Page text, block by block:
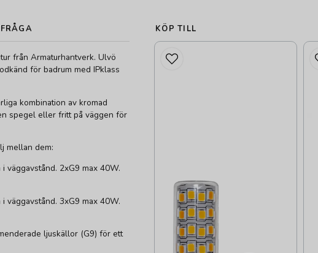
från Armaturhantverk. Ulvö
för badrum med IPklass
kombination av kromad
spegel eller fritt på väggen för
mellan dem:
väggavstånd. 2xG9 max 40W.
väggavstånd. 3xG9 max 40W.
ljuskällor (G9) för ett
KÖP TILL